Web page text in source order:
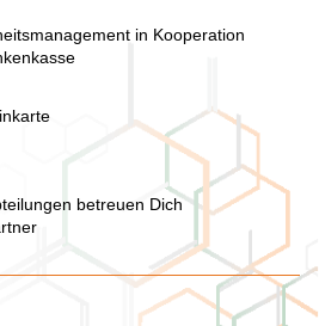
in Kooperation
betreuen Dich